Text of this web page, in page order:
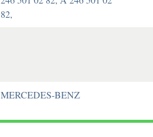
82,
MERCEDES-BENZ